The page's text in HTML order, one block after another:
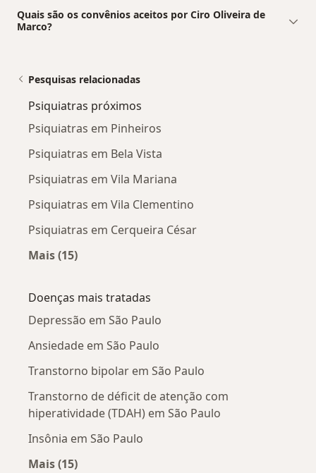
Quais são os convênios aceitos por Ciro Oliveira de
Marco?
Pesquisas relacionadas
Psiquiatras próximos
Psiquiatras em Pinheiros
Psiquiatras em Bela Vista
Psiquiatras em Vila Mariana
Psiquiatras em Vila Clementino
Psiquiatras em Cerqueira César
Mais (15)
Doenças mais tratadas
Depressão em São Paulo
Ansiedade em São Paulo
Transtorno bipolar em São Paulo
Transtorno de déficit de atenção com
hiperatividade (TDAH) em São Paulo
Insônia em São Paulo
Mais (15)